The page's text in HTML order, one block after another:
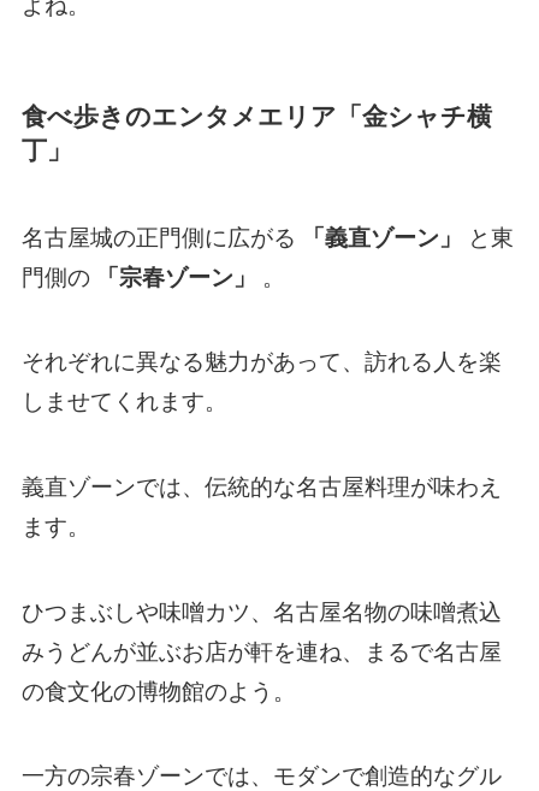
よね。
食べ歩きのエンタメエリア「金シャチ横
丁」
名古屋城の正門側に広がる 「義直ゾーン」
と東
門側の
「宗春ゾーン」 。
それぞれに異なる魅力があって、訪れる人を楽
しませてくれます。
義直ゾーンでは、伝統的な名古屋料理が味わえ
ます。
ひつまぶしや味噌カツ、名古屋名物の味噌煮込
みうどんが並ぶお店が軒を連ね、まるで名古屋
の食文化の博物館のよう。
一方の宗春ゾーンでは、モダンで創造的なグル